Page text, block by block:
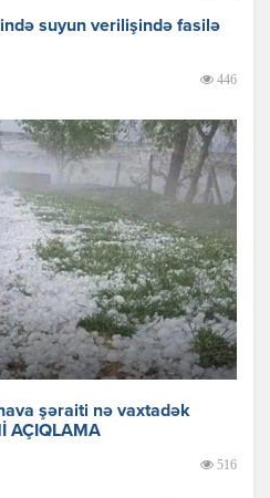
suyun verilişində fasilə
446
şəraiti nə vaxtadək
AÇIQLAMA
516